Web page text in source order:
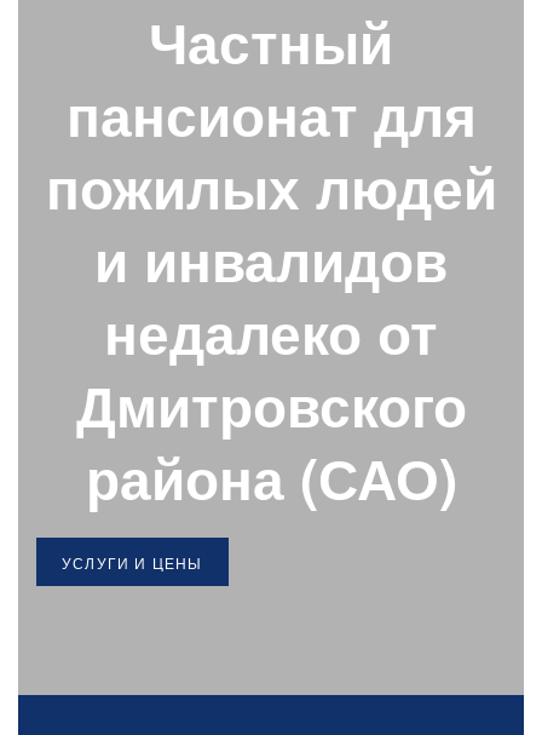
Частный
пансионат для
пожилых людей
и инвалидов
недалеко от
Дмитровского
района (САО)
УСЛУГИ И ЦЕНЫ